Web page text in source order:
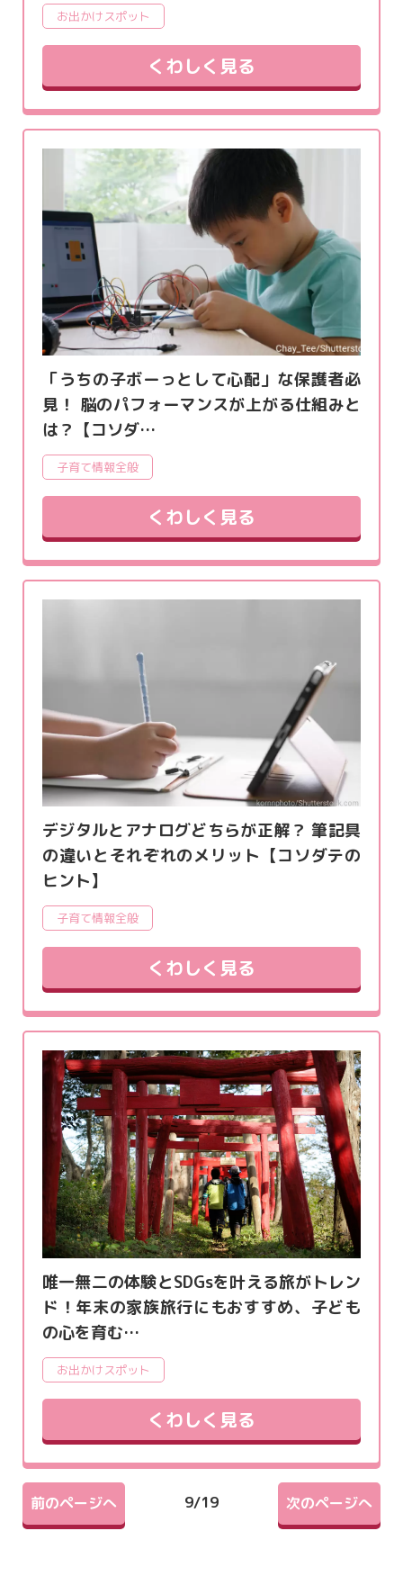
お出かけスポット
くわしく見る
「うちの子ボーっとして心配」な保護者必
見！ 脳のパフォーマンスが上がる仕組みと
は？【コソダ…
子育て情報全般
くわしく見る
デジタルとアナログどちらが正解？ 筆記具
の違いとそれぞれのメリット【コソダテの
ヒント】
子育て情報全般
くわしく見る
唯一無二の体験とSDGsを叶える旅がトレン
ド！年末の家族旅行にもおすすめ、子ども
の心を育む…
お出かけスポット
くわしく見る
前のページへ 次のページへ
9/19